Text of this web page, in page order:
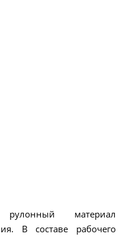
материал
В составе рабочего